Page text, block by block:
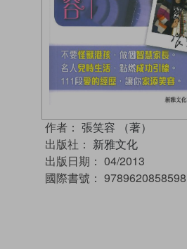
作者： 張笑容 （著）
出版社： 新雅文化
出版日期： 04/2013
國際書號： 9789620858598